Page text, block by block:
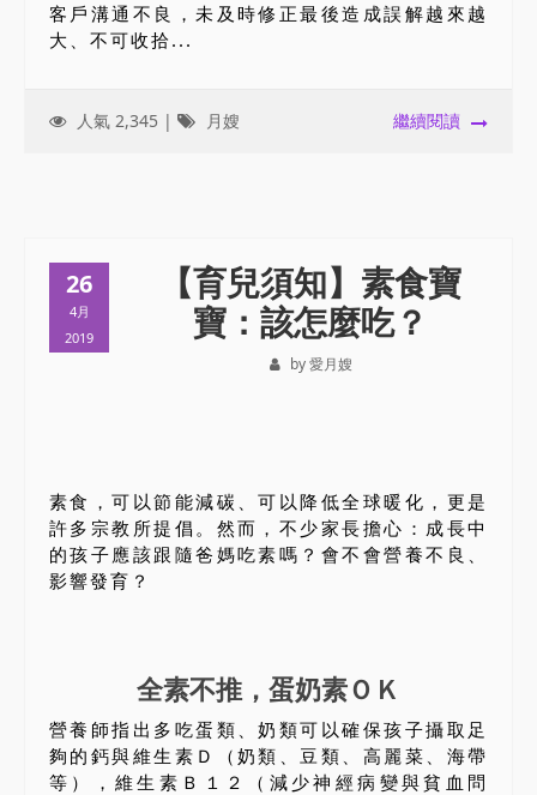
客戶溝通不良，未及時修正最後造成誤解越來越
大、不可收拾...
人氣 2,345 | 月嫂 繼續閱讀
26
4月
2019
【育兒須知】素食寶
寶：該怎麼吃？
by 愛月嫂
素食，可以節能減碳、可以降低全球暖化，更是
許多宗教所提倡。然而，不少家長擔心：成長中
的孩子應該跟隨爸媽吃素嗎？會不會營養不良、
影響發育？
全素不推，蛋奶素ＯＫ
營養師指出多吃蛋類、奶類可以確保孩子攝取足
夠的鈣與維生素Ｄ（奶類、豆類、高麗菜、海帶
等），維生素Ｂ１２（減少神經病變與貧血問